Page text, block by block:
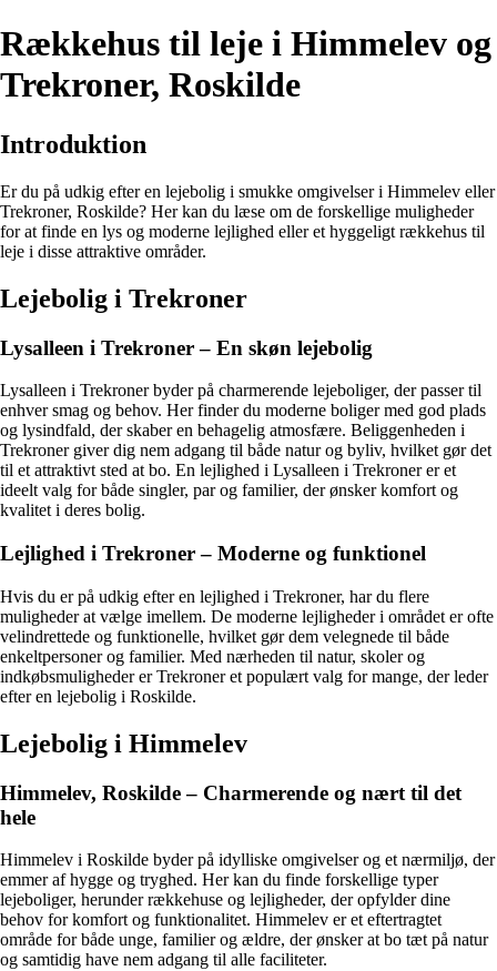
Rækkehus til leje i Himmelev og
Trekroner, Roskilde
Introduktion
Er du på udkig efter en lejebolig i smukke omgivelser i Himmelev eller
Trekroner, Roskilde? Her kan du læse om de forskellige muligheder
for at finde en lys og moderne lejlighed eller et hyggeligt rækkehus til
leje i disse attraktive områder.
Lejebolig i Trekroner
Lysalleen i Trekroner – En skøn lejebolig
Lysalleen i Trekroner byder på charmerende lejeboliger, der passer til
enhver smag og behov. Her finder du moderne boliger med god plads
og lysindfald, der skaber en behagelig atmosfære. Beliggenheden i
Trekroner giver dig nem adgang til både natur og byliv, hvilket gør det
til et attraktivt sted at bo. En lejlighed i Lysalleen i Trekroner er et
ideelt valg for både singler, par og familier, der ønsker komfort og
kvalitet i deres bolig.
Lejlighed i Trekroner – Moderne og funktionel
Hvis du er på udkig efter en lejlighed i Trekroner, har du flere
muligheder at vælge imellem. De moderne lejligheder i området er ofte
velindrettede og funktionelle, hvilket gør dem velegnede til både
enkeltpersoner og familier. Med nærheden til natur, skoler og
indkøbsmuligheder er Trekroner et populært valg for mange, der leder
efter en lejebolig i Roskilde.
Lejebolig i Himmelev
Himmelev, Roskilde – Charmerende og nært til det
hele
Himmelev i Roskilde byder på idylliske omgivelser og et nærmiljø, der
emmer af hygge og tryghed. Her kan du finde forskellige typer
lejeboliger, herunder rækkehuse og lejligheder, der opfylder dine
behov for komfort og funktionalitet. Himmelev er et eftertragtet
område for både unge, familier og ældre, der ønsker at bo tæt på natur
og samtidig have nem adgang til alle faciliteter.